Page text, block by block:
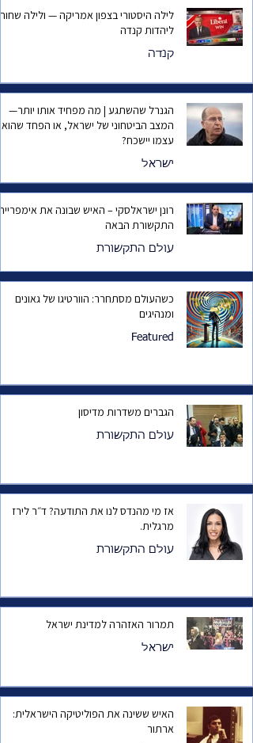
לילה היסטורי בצפון אמריקה — ולילה שחור
ליהדות קנדה
קנדה
הגנרל שהשתגע | מה מפחיד אותו יותר—
המצב הביטחוני של ישראל, או הפחד שהוא
עצמו יישכח?
ישראל
רונן ישראלסקי – האיש שבונה את
התקשורת הבאה
עולם התקשורת
כשהעולם מסתחרר: הוורטיגו של גאונים
ומנהיגים
Featured
הגברים משדרות מדיסון
עולם התקשורת
אז מי מהנדס לנו את התודעה? ד״ר לירז
מרגלית.
עולם התקשורת
תמרור האזהרה למדינת ישראל
ישראל
האיש ששינה את הפוליטיקה הישראלית:
ארתור